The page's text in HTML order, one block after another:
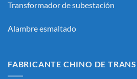
Transformador de subestación
Alambre esmaltado
FABRICANTE CHINO DE